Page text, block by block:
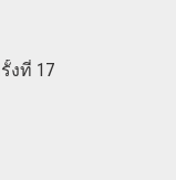
งที่ 17